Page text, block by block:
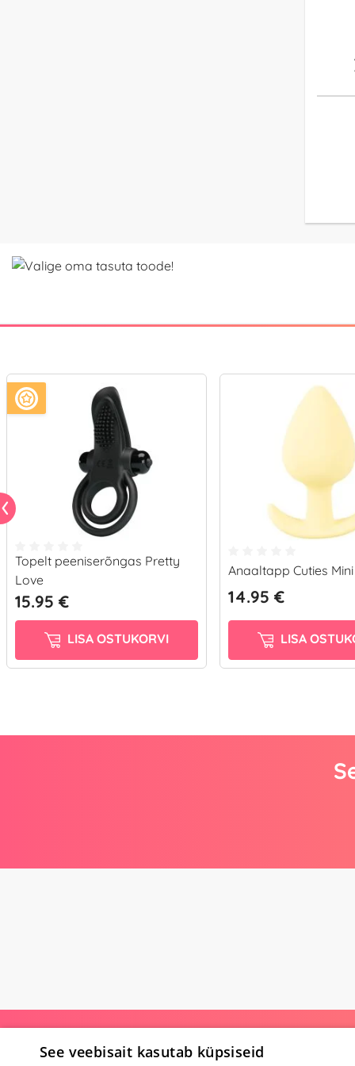
Topelt peeniserõngas Pretty
Love
15.95 €
LISA OSTUKORVI
Anaaltapp Cuties
14.95 €
LISA
See veebisait kasutab küpsiseid